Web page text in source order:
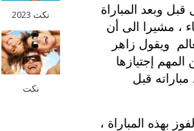
وبعد المباراة‮
‬،‮ ‬مشيرا الى أن
‬ويقول زاهر
إجتيازها
قبل
نكت 2023
نكت